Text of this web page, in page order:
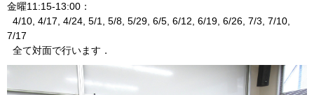
金曜11:15-13:00：
4/10, 4/17, 4/24, 5/1, 5/8, 5/29, 6/5, 6/12, 6/19, 6/26, 7/3, 7/10,
7/17
全て対面で行います．